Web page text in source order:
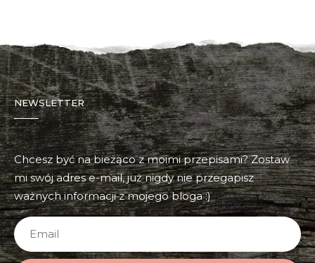
NEWSLETTER
Chcesz być na bieżąco z moimi przepisami? Zostaw
mi swój adres e-mail, już nigdy nie przegapisz
ważnych informacji z mojego bloga :)